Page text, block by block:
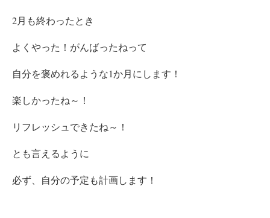
2月も終わったとき
よくやった！がんばったねって
自分を褒めれるような1か月にします！
楽しかったね～！
リフレッシュできたね～！
とも言えるように
必ず、自分の予定も計画します！